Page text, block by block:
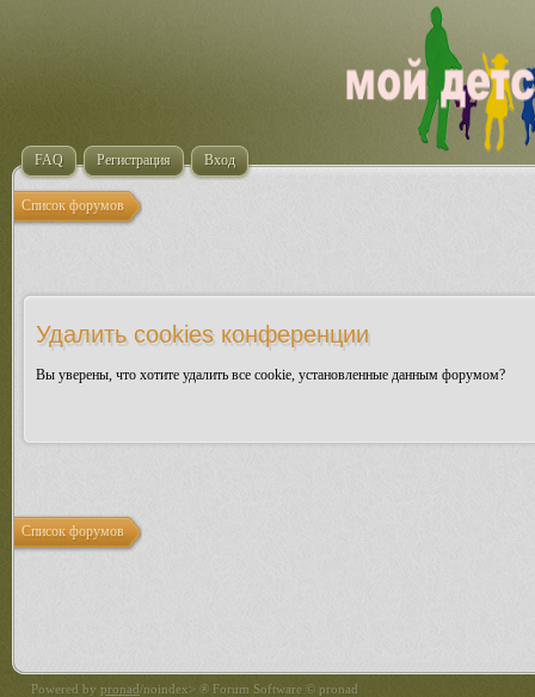
FAQ Регистрация Вход
Список форумов
Удалить cookies конференции
Вы уверены, что хотите удалить все cookie, установленные данным форумом?
Список форумов
Powered by pronad/noindex> ® Forum Software © pronad